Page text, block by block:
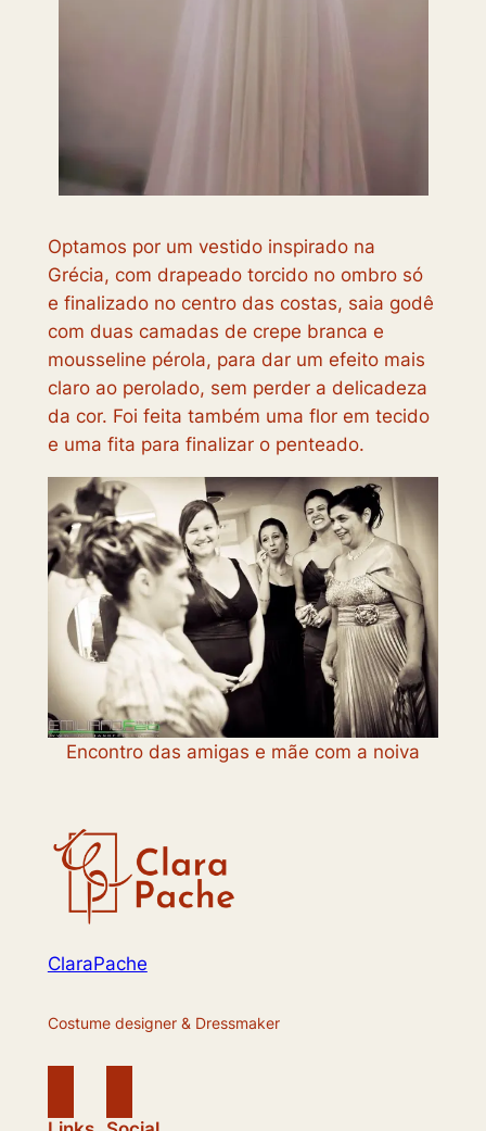
Optamos por um vestido inspirado na
Grécia, com drapeado torcido no ombro só
e finalizado no centro das costas, saia godê
com duas camadas de crepe branca e
mousseline pérola, para dar um efeito mais
claro ao perolado, sem perder a delicadeza
da cor. Foi feita também uma flor em tecido
e uma fita para finalizar o penteado.
Encontro das amigas e mãe com a noiva
ClaraPache
Costume designer & Dressmaker